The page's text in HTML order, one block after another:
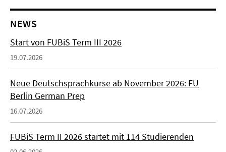
NEWS
Start von FUBiS Term III 2026
19.07.2026
Neue Deutschsprachkurse ab November 2026: FU
Berlin German Prep
16.07.2026
FUBiS Term II 2026 startet mit 114 Studierenden